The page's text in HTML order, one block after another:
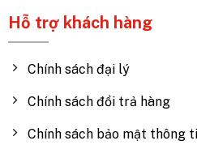
Hỗ trợ khách hàng
Chính sách đại lý
Chính sách đổi trả hàng
Chính sách bảo mật thông